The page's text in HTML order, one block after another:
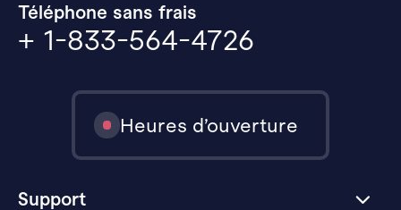
Téléphone sans frais
+ 1-833-564-4726
Heures d’ouverture
Support